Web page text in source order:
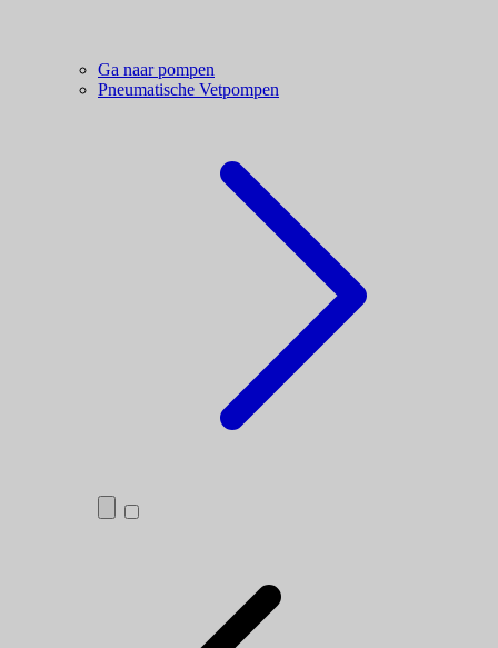
Ga naar pompen
Pneumatische Vetpompen